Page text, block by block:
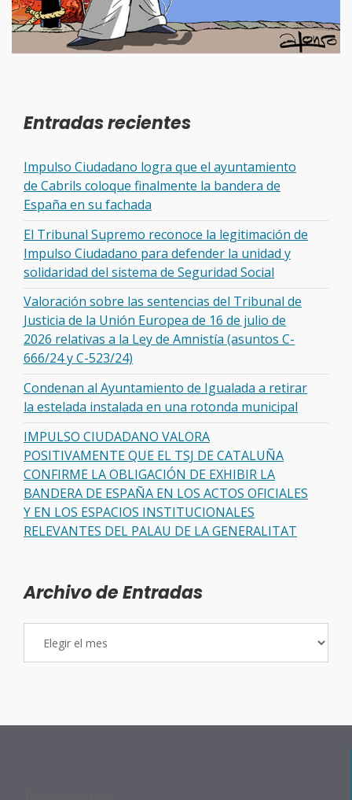
Entradas recientes
Impulso Ciudadano logra que el ayuntamiento
de Cabrils coloque finalmente la bandera de
España en su fachada
El Tribunal Supremo reconoce la legitimación de
Impulso Ciudadano para defender la unidad y
solidaridad del sistema de Seguridad Social
Valoración sobre las sentencias del Tribunal de
Justicia de la Unión Europea de 16 de julio de
2026 relativas a la Ley de Amnistía (asuntos C-
666/24 y C-523/24)
Condenan al Ayuntamiento de Igualada a retirar
la estelada instalada en una rotonda municipal
IMPULSO CIUDADANO VALORA
POSITIVAMENTE QUE EL TSJ DE CATALUÑA
CONFIRME LA OBLIGACIÓN DE EXHIBIR LA
BANDERA DE ESPAÑA EN LOS ACTOS OFICIALES
Y EN LOS ESPACIOS INSTITUCIONALES
RELEVANTES DEL PALAU DE LA GENERALITAT
Archivo de Entradas